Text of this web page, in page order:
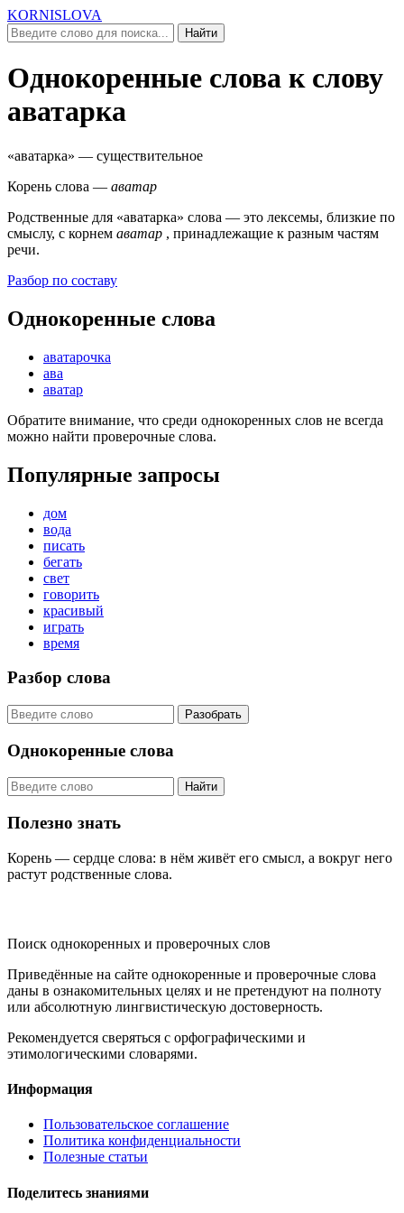
KORNISLOVA
Найти
Однокоренные слова к слову
аватарка
«аватарка» — существительное
Корень слова — аватар
Родственные для «аватарка» слова — это лексемы, близкие по
смыслу, c корнем аватар , принадлежащие к разным частям
речи.
Разбор по составу
Однокоренные слова
аватарочка
ава
аватар
Обратите внимание, что среди однокоренных слов не всегда
можно найти проверочные слова.
Популярные запросы
дом
вода
писать
бегать
свет
говорить
красивый
играть
время
Разбор слова
Разобрать
Однокоренные слова
Найти
Полезно знать
Корень — сердце слова: в нём живёт его смысл, а вокруг него
растут родственные слова.
Поиск однокоренных и проверочных слов
Приведённые на сайте однокоренные и проверочные слова
даны в ознакомительных целях и не претендуют на полноту
или абсолютную лингвистическую достоверность.
Рекомендуется сверяться с орфографическими и
этимологическими словарями.
Информация
Пользовательское соглашение
Политика конфиденциальности
Полезные статьи
Поделитесь знаниями